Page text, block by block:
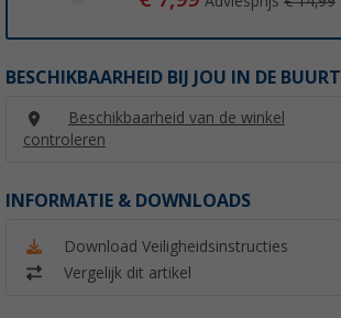
BESCHIKBAARHEID BIJ JOU IN DE BUURT
Beschikbaarheid van de winkel
controleren
INFORMATIE & DOWNLOADS
Download Veiligheidsinstructies
Vergelijk dit artikel